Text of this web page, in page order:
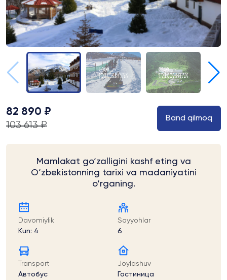
82 890 ₽
103 613 ₽
Band qilmoq
Mamlakat go‘zalligini kashf eting va
O‘zbekistonning tarixi va madaniyatini
o‘rganing.
Davomiylik
Kun: 4
Sayyohlar
6
Transport
Автобус
Joylashuv
Гостиница